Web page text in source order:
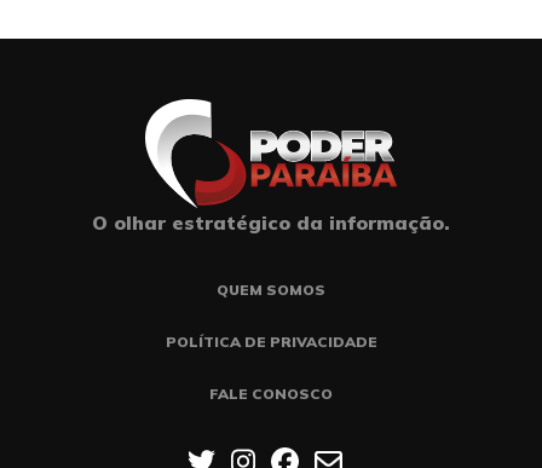
O olhar estratégico da informação.
QUEM SOMOS
POLÍTICA DE PRIVACIDADE
FALE CONOSCO